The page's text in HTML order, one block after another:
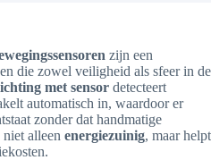
zijn een
die zowel veiligheid als sfeer in de
met sensor detecteert
automatisch in, waardoor er
zonder dat handmatige
alleen energiezuinig, maar helpt